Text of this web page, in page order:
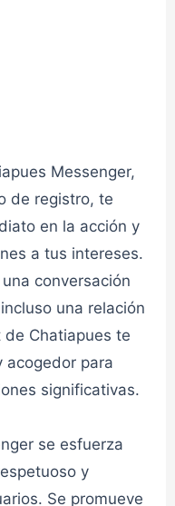
1✔
2✔
👮admin
Messenger,
de registro, te
en la acción y
a tus intereses.
conversación
una relación
Chatiapues te
acogedor para
significativas.
se esfuerza
y
Se promueve